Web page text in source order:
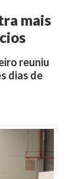
mais
reuniu
dias de